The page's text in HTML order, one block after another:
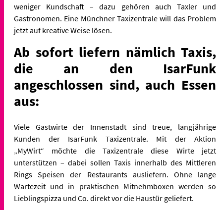
weniger Kundschaft – dazu gehören auch Taxler und
Gastronomen. Eine Münchner Taxizentrale will das Problem
jetzt auf kreative Weise lösen.
Ab sofort liefern nämlich Taxis,
die an den IsarFunk
angeschlossen sind, auch Essen
aus:
Viele Gastwirte der Innenstadt sind treue, langjährige
Kunden der IsarFunk Taxizentrale. Mit der Aktion
„MyWirt“ möchte die Taxizentrale diese Wirte jetzt
unterstützen – dabei sollen Taxis innerhalb des Mittleren
Rings Speisen der Restaurants ausliefern. Ohne lange
Wartezeit und in praktischen Mitnehmboxen werden so
Lieblingspizza und Co. direkt vor die Haustür geliefert.